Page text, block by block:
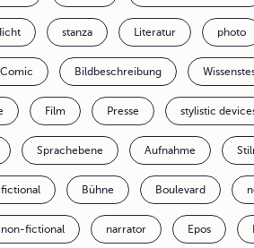
stanza Literatur photo
Comic Bildbeschreibung
Film Presse stylistic
Sprachebene Aufnahme
fictional Bühne Boulevard
non-fictional narrator Epos